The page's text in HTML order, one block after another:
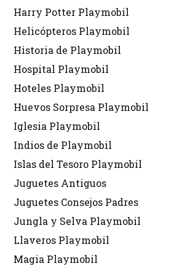
Harry Potter Playmobil
Helicópteros Playmobil
Historia de Playmobil
Hospital Playmobil
Hoteles Playmobil
Huevos Sorpresa Playmobil
Iglesia Playmobil
Indios de Playmobil
Islas del Tesoro Playmobil
Juguetes Antiguos
Juguetes Consejos Padres
Jungla y Selva Playmobil
Llaveros Playmobil
Magia Playmobil